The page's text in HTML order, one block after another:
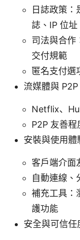
日誌政策：
誌、IP 位址
司法與合作
交付規範
匿名支付選
流媒體與 P2P
Netflix、
P2P 友善
安裝與使用體
客戶端介面
自動連線、
補充工具：
護功能
安全與可信任